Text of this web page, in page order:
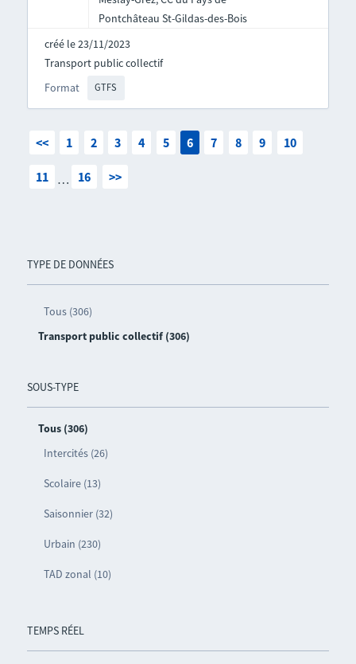
TYPE DE DONNÉES
Tous (306)
Transport public collectif (306)
SOUS-TYPE
Tous (306)
Intercités (26)
Scolaire (13)
Saisonnier (32)
Urbain (230)
TAD zonal (10)
TEMPS RÉEL
Pontchâteau St-Gildas-des-Bois
créé le 23/11/2023
Format GTFS
Transport public collectif
<< 1 2 3 4 5 6 7 8 9 10
11 … 16 >>